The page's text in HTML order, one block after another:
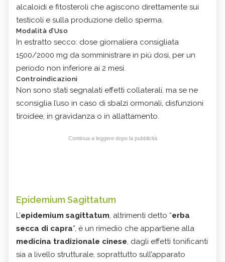
alcaloidi e fitosteroli che agiscono direttamente sui
testicoli e sulla produzione dello sperma.
Modalità d’Uso
In estratto secco: dose giornaliera consigliata
1500/2000 mg da somministrare in più dosi, per un
periodo non inferiore ai 2 mesi.
Controindicazioni
Non sono stati segnalati effetti collaterali, ma se ne
sconsiglia l’uso in caso di sbalzi ormonali, disfunzioni
tiroidee, in gravidanza o in allattamento.
Continua a leggere dopo la pubblicità
Epidemium Sagittatum
L’epidemium sagittatum, altrimenti detto “erba
secca di capra”, è un rimedio che appartiene alla
medicina tradizionale cinese, dagli effetti tonificanti
sia a livello strutturale, soprattutto sull’apparato